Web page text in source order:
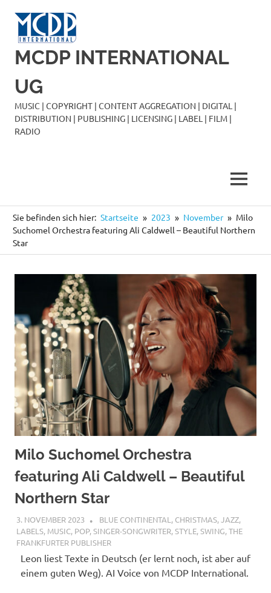
Inhalt
springen
MCDP INTERNATIONAL
UG
MUSIC | COPYRIGHT | CONTENT AGGREGATION | DIGITAL |
DISTRIBUTION | PUBLISHING | LICENSING | LABEL | FILM |
RADIO
MENÜ
Sie befinden sich hier: Startseite 2023 November
Milo
Suchomel Orchestra featuring Ali Caldwell – Beautiful Northern
Star
Milo Suchomel Orchestra
featuring Ali Caldwell – Beautiful
Northern Star
3. NOVEMBER 2023 STEFANBRAUN
BLUE CONTINENTAL , CHRISTMAS,JAZZ,
LABELS, MUSIC, POP,SINGER-SONGWRITER,STYLE,SWING,THE
FRANKFURTER PUBLISHER
Leon liest Texte in Deutsch (er lernt noch, ist aber auf
einem guten Weg). AI Voice von MCDP International.